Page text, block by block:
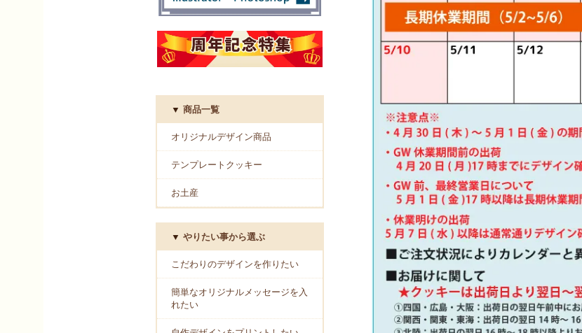
商品一覧
オリジナルデザイン商品
テンプレートクッキー
お土産
やりたい事から選ぶ
こだわりのデザインを作りたい
簡単なオリジナルメッセージを入
れたい